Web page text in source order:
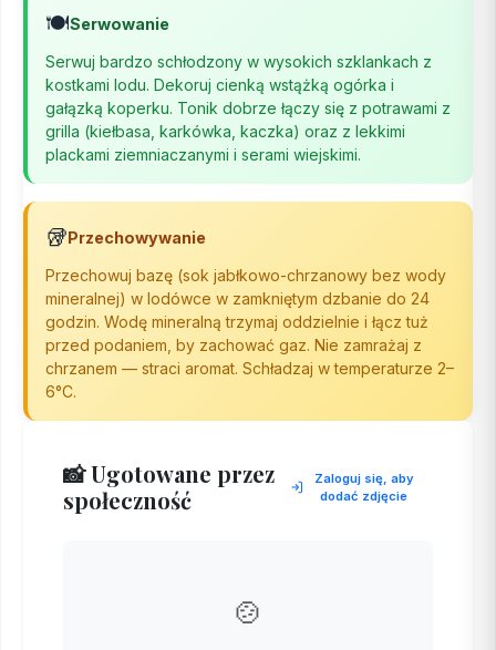
🍽️Serwowanie
Serwuj bardzo schłodzony w wysokich szklankach z
kostkami lodu. Dekoruj cienką wstążką ogórka i
gałązką koperku. Tonik dobrze łączy się z potrawami z
grilla (kiełbasa, karkówka, kaczka) oraz z lekkimi
plackami ziemniaczanymi i serami wiejskimi.
🥡Przechowywanie
Przechowuj bazę (sok jabłkowo-chrzanowy bez wody
mineralnej) w lodówce w zamkniętym dzbanie do 24
godzin. Wodę mineralną trzymaj oddzielnie i łącz tuż
przed podaniem, by zachować gaz. Nie zamrażaj z
chrzanem — straci aromat. Schładzaj w temperaturze 2–
6°C.
📸 Ugotowane przez
społeczność
Zaloguj się, aby
dodać zdjęcie
🍲